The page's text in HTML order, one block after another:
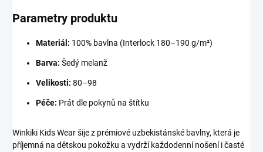
Parametry produktu
Materiál: 100% bavlna (Interlock 180–190 g/m²)
Barva: Šedý melanž
Velikosti: 80–98
Péče: Prát dle pokynů na štítku
Winkiki Kids Wear šije z prémiové uzbekistánské bavlny, která je
příjemná na dětskou pokožku a vydrží každodenní nošení i časté